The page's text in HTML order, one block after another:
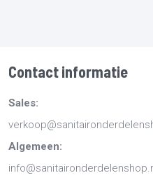
Contact informatie
Sales:
Algemeen: